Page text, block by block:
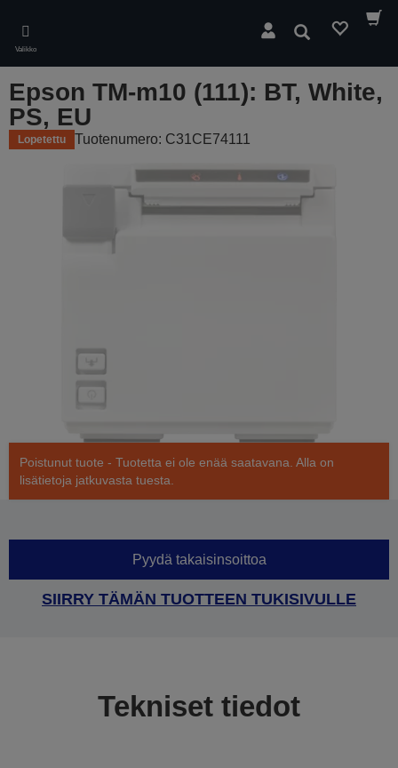
main
content
Valikko
Hae
Epson TM-m10 (111): BT, White,
PS, EU
Lopetettu Tuotenumero: C31CE74111
Poistunut tuote - Tuotetta ei ole enää saatavana. Alla on
lisätietoja jatkuvasta tuesta.
Pyydä takaisinsoittoa
SIIRRY TÄMÄN TUOTTEEN TUKISIVULLE
Tekniset tiedot